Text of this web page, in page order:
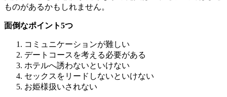
ものがあるかもしれません。
面倒なポイント5つ
コミュニケーションが難しい
デートコースを考える必要がある
ホテルへ誘わないといけない
セックスをリードしないといけない
お姫様扱いされない